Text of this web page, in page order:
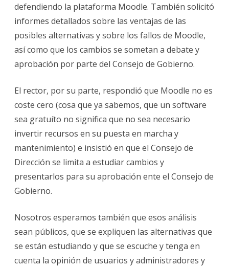
defendiendo la plataforma Moodle. También solicitó
informes detallados sobre las ventajas de las
posibles alternativas y sobre los fallos de Moodle,
así como que los cambios se sometan a debate y
aprobación por parte del Consejo de Gobierno.
El rector, por su parte, respondió que Moodle no es
coste cero (cosa que ya sabemos, que un software
sea gratuíto no significa que no sea necesario
invertir recursos en su puesta en marcha y
mantenimiento) e insistió en que el Consejo de
Dirección se limita a estudiar cambios y
presentarlos para su aprobación ente el Consejo de
Gobierno.
Nosotros esperamos también que esos análisis
sean públicos, que se expliquen las alternativas que
se están estudiando y que se escuche y tenga en
cuenta la opinión de usuarios y administradores y